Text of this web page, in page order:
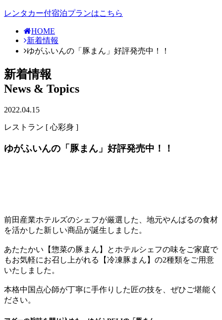
レンタカー付宿泊プランはこちら
HOME
新着情報
ゆがふいんの「豚まん」好評発売中！！
新着情報
News & Topics
2022.04.15
レストラン [ 心彩身 ]
ゆがふいんの「豚まん」好評発売中！！
前田産業ホテルズのシェフが厳選した、地元やんばるの食材
を活かした新しい商品が誕生しました。
あたたかい【惣菜の豚まん】とホテルシェフの味をご家庭で
もお気軽にお召し上がれる【冷凍豚まん】の2種類をご用意
いたしました。
本格中国点心師が丁寧に手作りした匠の技を、ぜひご堪能く
ださい。